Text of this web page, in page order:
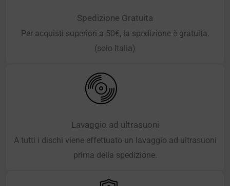
Spedizione Gratuita
Per acquisti superiori a 50€, la spedizione è gratuita.
(solo Italia)
Lavaggio ad ultrasuoni
A tutti i dischi viene effettuato un lavaggio ad ultrasuoni
prima della spedizione.